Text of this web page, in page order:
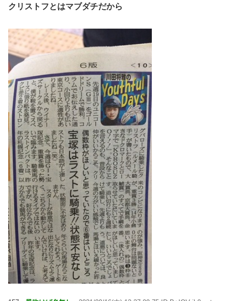
クリストフとはマブダチだから